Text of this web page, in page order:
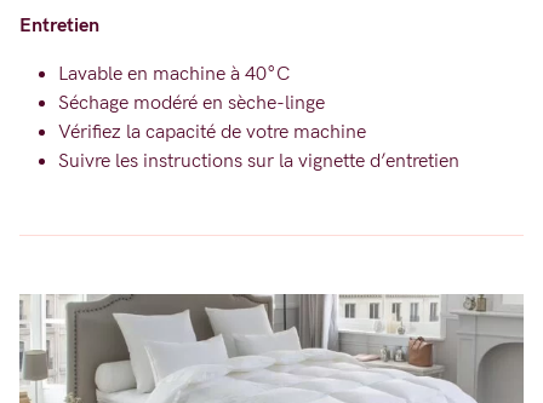
Entretien
Lavable en machine à 40°C
Séchage modéré en sèche-linge
Vérifiez la capacité de votre machine
Suivre les instructions sur la vignette d’entretien